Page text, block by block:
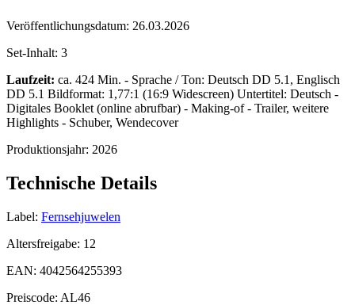
Veröffentlichungsdatum: 26.03.2026
Set-Inhalt: 3
Laufzeit: ca. 424 Min. - Sprache / Ton: Deutsch DD 5.1, Englisch
DD 5.1 Bildformat: 1,77:1 (16:9 Widescreen) Untertitel: Deutsch -
Digitales Booklet (online abrufbar) - Making-of - Trailer, weitere
Highlights - Schuber, Wendecover
Produktionsjahr: 2026
Technische Details
Label: Fernsehjuwelen
Altersfreigabe: 12
EAN: 4042564255393
Preiscode: AL46